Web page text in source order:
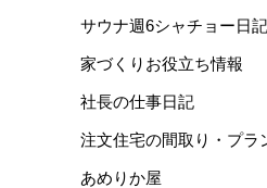
サウナ週6シャチョー日記
家づくりお役立ち情報
社長の仕事日記
注文住宅の間取り・プラ
あめりか屋